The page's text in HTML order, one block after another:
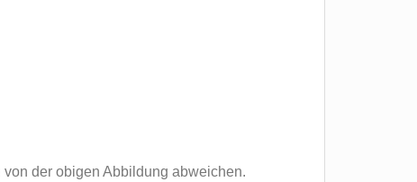
der obigen Abbildung abweichen.